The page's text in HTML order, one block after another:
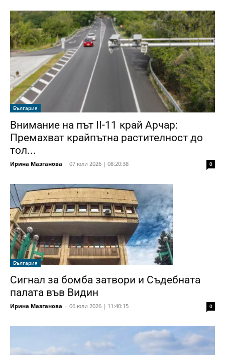
България
Внимание на път II-11 край Арчар:
Премахват крайпътна растителност до
тол...
Ирина Мазганова - 07 юли 2026 | 08:20:38 0
България
Сигнал за бомба затвори и Съдебната
палата във Видин
Ирина Мазганова - 06 юли 2026 | 11:40:15 0